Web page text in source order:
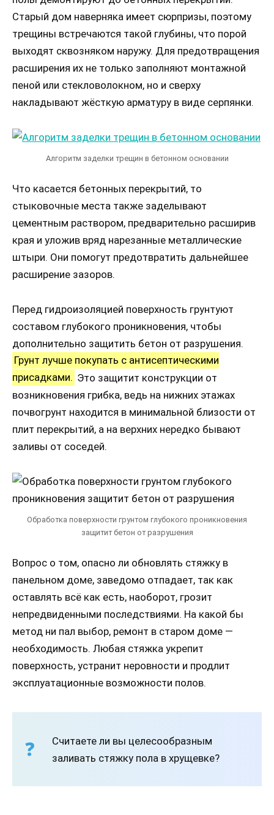
Старый дом наверняка имеет сюрпризы, поэтому
трещины встречаются такой глубины, что порой
выходят сквозняком наружу. Для предотвращения
расширения их не только заполняют монтажной
пеной или стекловолокном, но и сверху
накладывают жёсткую арматуру в виде серпянки.
Алгоритм заделки трещин в бетонном основании
Что касается бетонных перекрытий, то
стыковочные места также заделывают
цементным раствором, предварительно расширив
края и уложив вряд нарезанные металлические
штыри. Они помогут предотвратить дальнейшее
расширение зазоров.
Перед гидроизоляцией поверхность грунтуют
составом глубокого проникновения, чтобы
дополнительно защитить бетон от разрушения.
Грунт лучше покупать с антисептическими
присадками. Это защитит конструкции от
возникновения грибка, ведь на нижних этажах
почвогрунт находится в минимальной близости от
плит перекрытий, а на верхних нередко бывают
заливы от соседей.
Обработка поверхности грунтом глубокого проникновения
защитит бетон от разрушения
Вопрос о том, опасно ли обновлять стяжку в
панельном доме, заведомо отпадает, так как
оставлять всё как есть, наоборот, грозит
непредвиденными последствиями. На какой бы
метод ни пал выбор, ремонт в старом доме —
необходимость. Любая стяжка укрепит
поверхность, устранит неровности и продлит
эксплуатационные возможности полов.
Считаете ли вы целесообразным
заливать стяжку пола в хрущевке?